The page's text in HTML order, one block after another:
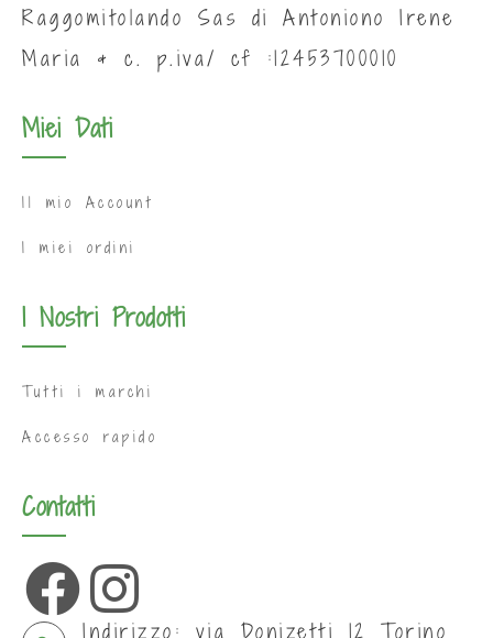
Raggomitolando Sas di Antoniono Irene
Maria & c. p.iva/ cf :12453700010
Miei Dati
Il mio Account
I miei ordini
I Nostri Prodotti
Tutti i marchi
Accesso rapido
Contatti
Indirizzo: via Donizetti 12 Torino